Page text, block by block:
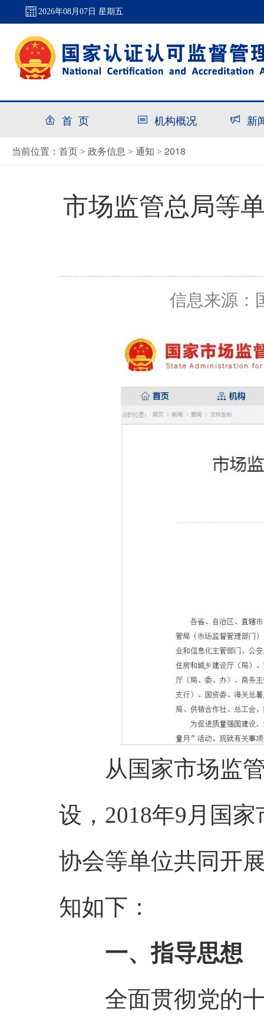
2026年08月07日 星期五
首 页 机构概况 新
当前位置： 首页 > 政务信息 > 通知 > 2018
市场监管总局等
信息来源：
从国家市场监管
设，2018年9月国
协会等单位共同开
知如下：
一、指导思想
全面贯彻党的十